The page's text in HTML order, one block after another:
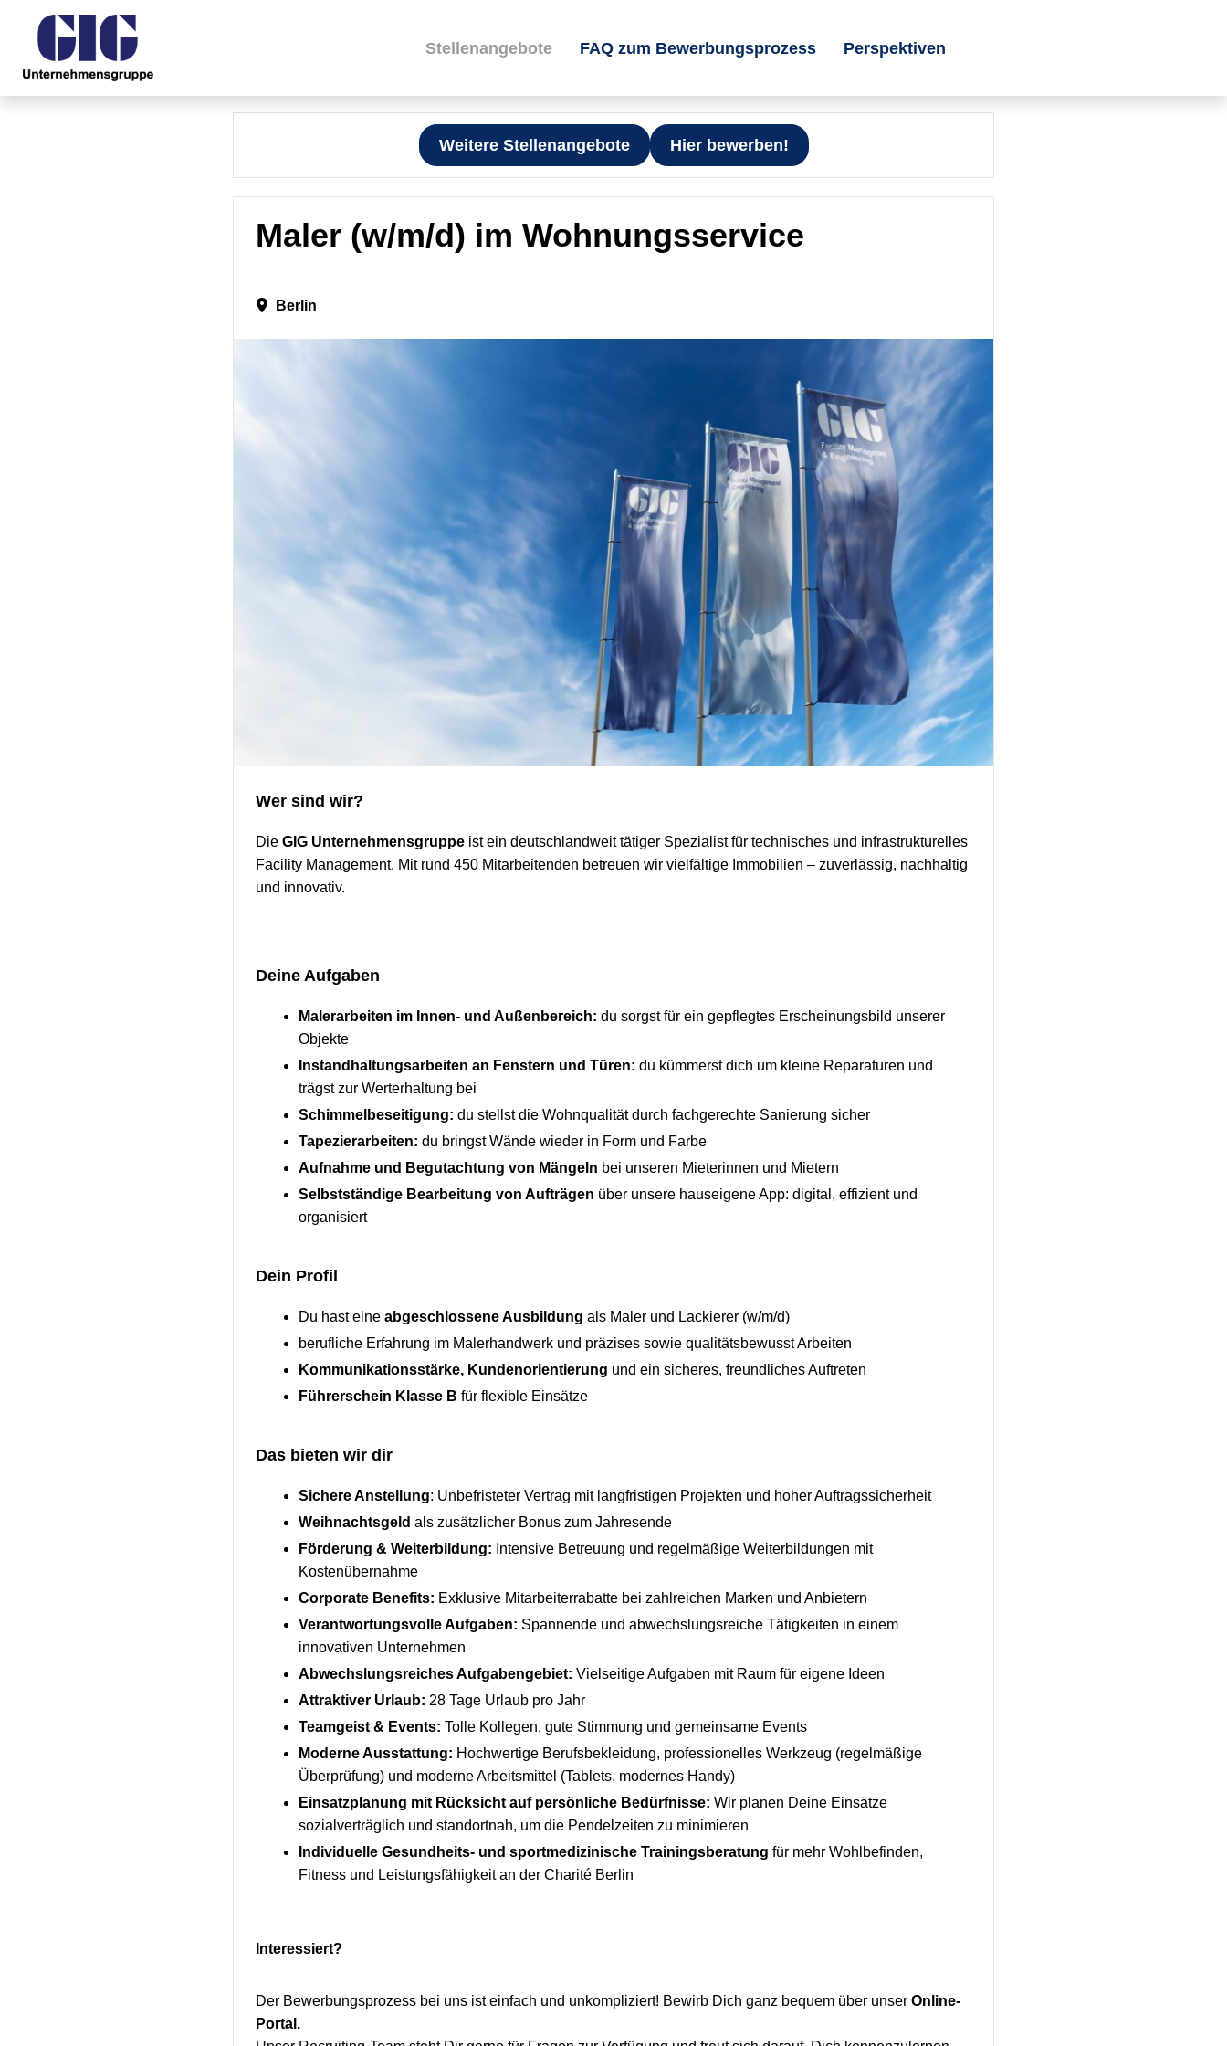
Stellenangebote FAQ zum Bewerbungsprozess Perspektiven
Weitere Stellenangebote Hier bewerben!
Maler (w/m/d) im Wohnungsservice
Berlin
Wer sind wir?
Die GIG Unternehmensgruppe ist ein deutschlandweit tätiger Spezialist für technisches und infrastrukturelles
Facility Management. Mit rund 450 Mitarbeitenden betreuen wir vielfältige Immobilien – zuverlässig, nachhaltig
und innovativ.
Deine Aufgaben
Malerarbeiten im Innen- und Außenbereich: du sorgst für ein gepflegtes Erscheinungsbild unserer
Objekte
Instandhaltungsarbeiten an Fenstern und Türen: du kümmerst dich um kleine Reparaturen und
trägst zur Werterhaltung bei
Schimmelbeseitigung: du stellst die Wohnqualität durch fachgerechte Sanierung sicher
Tapezierarbeiten: du bringst Wände wieder in Form und Farbe
Aufnahme und Begutachtung von Mängeln bei unseren Mieterinnen und Mietern
Selbstständige Bearbeitung von Aufträgen über unsere hauseigene App: digital, effizient und
organisiert
Dein Profil
Du hast eine abgeschlossene Ausbildung als Maler und Lackierer (w/m/d)
berufliche Erfahrung im Malerhandwerk und präzises sowie qualitätsbewusst Arbeiten
Kommunikationsstärke, Kundenorientierung und ein sicheres, freundliches Auftreten
Führerschein Klasse B für flexible Einsätze
Das bieten wir dir
Sichere Anstellung: Unbefristeter Vertrag mit langfristigen Projekten und hoher Auftragssicherheit
Weihnachtsgeld als zusätzlicher Bonus zum Jahresende
Förderung & Weiterbildung: Intensive Betreuung und regelmäßige Weiterbildungen mit
Kostenübernahme
Corporate Benefits: Exklusive Mitarbeiterrabatte bei zahlreichen Marken und Anbietern
Verantwortungsvolle Aufgaben: Spannende und abwechslungsreiche Tätigkeiten in einem
innovativen Unternehmen
Abwechslungsreiches Aufgabengebiet: Vielseitige Aufgaben mit Raum für eigene Ideen
Attraktiver Urlaub: 28 Tage Urlaub pro Jahr
Teamgeist & Events: Tolle Kollegen, gute Stimmung und gemeinsame Events
Moderne Ausstattung: Hochwertige Berufsbekleidung, professionelles Werkzeug (regelmäßige
Überprüfung) und moderne Arbeitsmittel (Tablets, modernes Handy)
Einsatzplanung mit Rücksicht auf persönliche Bedürfnisse: Wir planen Deine Einsätze
sozialverträglich und standortnah, um die Pendelzeiten zu minimieren
Individuelle Gesundheits- und sportmedizinische Trainingsberatung für mehr Wohlbefinden,
Fitness und Leistungsfähigkeit an der Charité Berlin
Interessiert?
Der Bewerbungsprozess bei uns ist einfach und unkompliziert! Bewirb Dich ganz bequem über unser Online-
Portal.